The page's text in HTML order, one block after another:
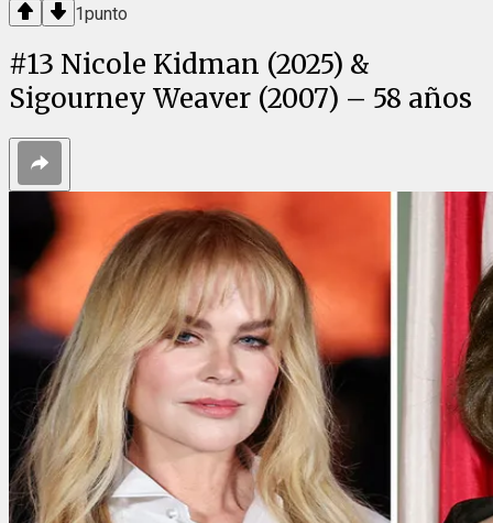
1punto
#13 Nicole Kidman (2025) &
Sigourney Weaver (2007) – 58 años